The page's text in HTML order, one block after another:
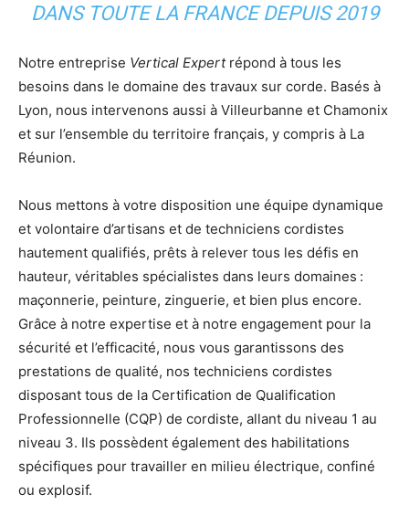
DANS TOUTE LA FRANCE DEPUIS 2019
Notre entreprise Vertical Expertrépond à tous les
besoins dans le domaine des travaux sur corde. Basés à
Lyon, nous intervenons aussi à Villeurbanne et Chamonix
et sur l’ensemble du territoire français, y compris à La
Réunion.
Nous mettons à votre disposition une équipe dynamique
et volontaire d’artisans et de techniciens cordistes
hautement qualifiés, prêts à relever tous les défis en
hauteur, véritables spécialistes dans leurs domaines :
maçonnerie, peinture, zinguerie, et bien plus encore.
Grâce à notre expertise et à notre engagement pour la
sécurité et l’efficacité, nous vous garantissons des
prestations de qualité, nos techniciens cordistes
disposant tous de la Certification de Qualification
Professionnelle (CQP) de cordiste, allant du niveau 1 au
niveau 3. Ils possèdent également des habilitations
spécifiques pour travailler en milieu électrique, confiné
ou explosif.